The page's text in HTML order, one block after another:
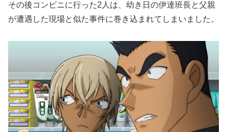
その後コンビニに行った2人は、幼き日の伊達班長と父親
が遭遇した現場と似た事件に巻き込まれてしまいました。